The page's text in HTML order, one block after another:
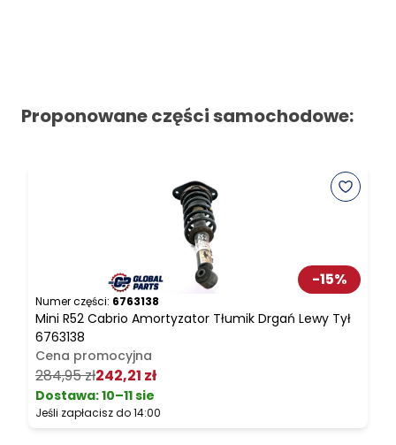
Proponowane części samochodowe:
-15%
Numer części: 6763138
Mini R52 Cabrio Amortyzator Tłumik Drgań Lewy Tył
6763138
Cena promocyjna
284,95 zł242,21 zł
Dostawa:10–11 sie
Jeśli zapłacisz do 14:00